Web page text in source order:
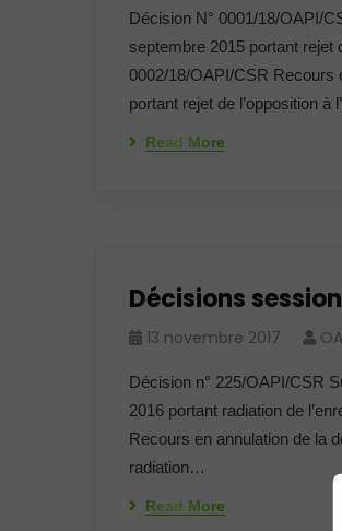
Décision N° 0001/18/OAPI/
septembre 2015 portant rejet
0002/18/OAPI/CSR Recours
portant rejet de l’opposition
Read More
Décisions
13 novembre 2017
Décision n° 225/OAPI/CSR
2016 portant radiation de
Recours en annulation de la
radiation…
Read More